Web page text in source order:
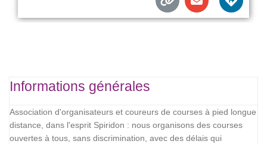
Informations générales
Association d'organisateurs et coureurs de courses à pied longue
distance, dans l'esprit Spiridon : nous organisons des courses
ouvertes à tous, sans discrimination, avec des délais qui